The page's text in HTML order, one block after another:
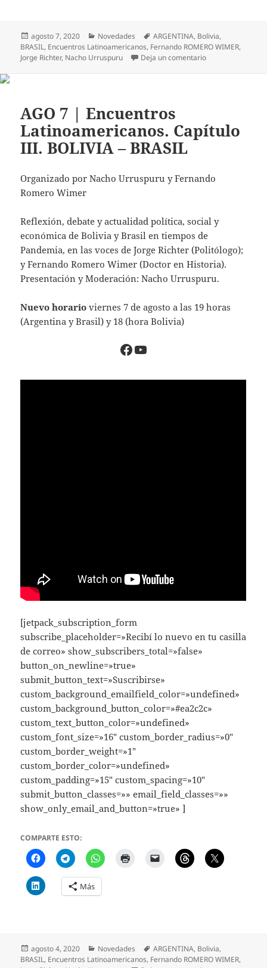
Publicado
el
agosto 7, 2020 Categorías
Novedades Etiquetas
ARGENTINA, Bolivia,
BRASIL, Encuentros Latinoamericanos, Fernando ROMERO WIMER,
Jorge Richter, Nacho Urruspuru Deja un comentarioen RECORDÁ!
AGO 7 | Encuentros
Latinoamericanos. Capítulo
III. BOLIVIA – BRASIL
Organizado porNacho Urruspuru yFernando
Romero Wimer
Reflexión, debate y actualidad política, social y
económica de Bolivia y Brasil en tiempos de
Pandemia, en las voces de Jorge Richter (Politólogo);
y Fernando Romero Wimer (Doctor en Historia).
Presentación y Moderación: Nacho Urruspuru.
Nuevo horario viernes 7 de agosto a las 19 horas
(Argentina y Brasil) y 18 (hora Bolivia)
https://
YouTube
[jetpack_subscription_form
subscribe_placeholder=»Recibí lo nuevo en tu casilla
de correo» show_subscribers_total=»false»
button_on_newline=»true»
submit_button_text=»Suscribirse»
custom_background_emailfield_color=»undefined»
custom_background_button_color=»#ea2c2c»
custom_text_button_color=»undefined»
custom_font_size=»16″ custom_border_radius=»0″
custom_border_weight=»1″
custom_border_color=»undefined»
custom_padding=»15″ custom_spacing=»10″
submit_button_classes=»» email_field_classes=»»
show_only_email_and_button=»true» ]
COMPARTE ESTO:
Más
Publicado
el
agosto 4, 2020 Categorías
Novedades Etiquetas
ARGENTINA, Bolivia,
BRASIL, Encuentros Latinoamericanos, Fernando ROMERO WIMER,